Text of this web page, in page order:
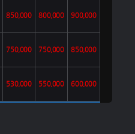
850,000 800,000 900,000
750,000 750,000 850,000
530,000 550,000 600,000